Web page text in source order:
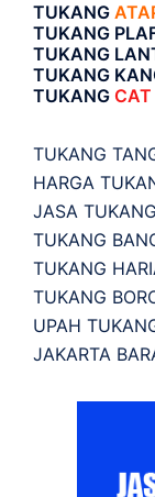
TUKANG
TUKANG
TUKANG
TUKANG
TUKANG CAT
TUKANG
HARGA
JASA
TUKANG
TUKANG
TUKANG
UPAH
JAKARTA